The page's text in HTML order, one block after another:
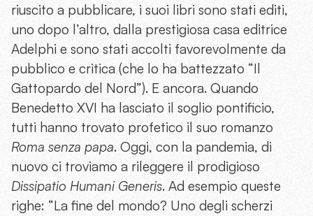
riuscito a pubblicare, i suoi libri sono stati editi,
uno dopo l’altro, dalla prestigiosa casa editrice
Adelphi e sono stati accolti favorevolmente da
pubblico e critica (che lo ha battezzato “Il
Gattopardo del Nord”). E ancora. Quando
Benedetto XVI ha lasciato il soglio pontificio,
tutti hanno trovato profetico il suo romanzo
Roma senza papa. Oggi, con la pandemia, di
nuovo ci troviamo a rileggere il prodigioso
Dissipatio Humani Generis. Ad esempio queste
righe: “La fine del mondo? Uno degli scherzi